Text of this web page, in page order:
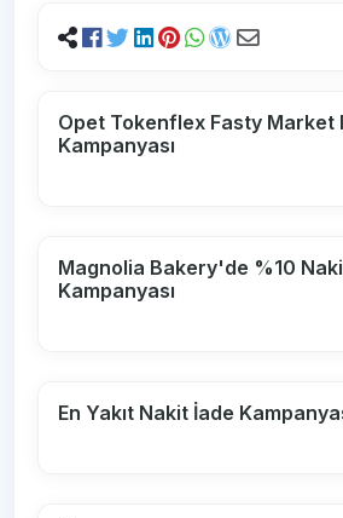
Opet Tokenflex Fasty Market
Kampanyası
Magnolia Bakery'de %10
Kampanyası
En Yakıt Nakit İade